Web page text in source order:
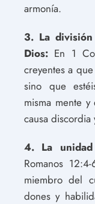
armonía.
3. La
Dios: En 1
creyentes a
sino que
misma mente
causa
4. La
Romanos
miembro del
dones y